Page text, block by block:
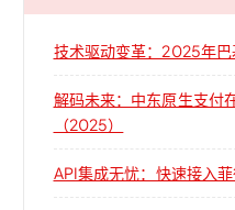
技术驱动变革：2025年
解码未来：中东原生支付
（2025）
API集成无忧：快速接入